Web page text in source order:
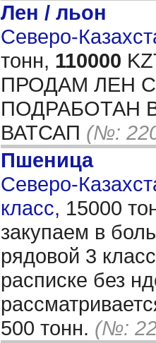
Лен / льон
Северо-
тонн, 110000
ПРОДАМ ЛЕН
ПОДРАБОТАН
ВАТСАП (№:
Пшеница
Северо-
класс, 15000
закупаем в
рядовой 3
расписке без
500 тонн. (№: